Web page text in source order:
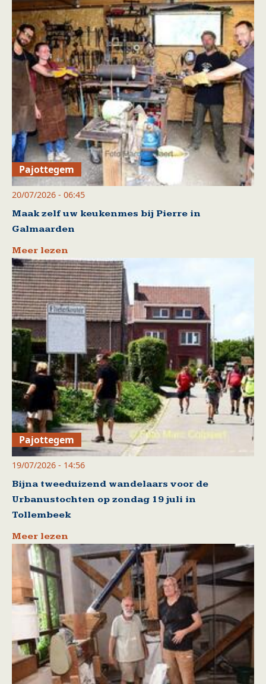
Pajottegem
20/07/2026 - 06:45
Maak zelf uw keukenmes bij Pierre in
Galmaarden
Meer lezen
Pajottegem
19/07/2026 - 14:56
Bijna tweeduizend wandelaars voor de
Urbanustochten op zondag 19 juli in
Tollembeek
Meer lezen